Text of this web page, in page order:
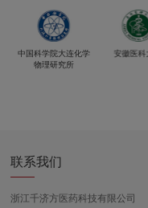
中国科学院大连化学
物理研究所
安徽医科
联系我们
浙江千济方医药科技有限公司